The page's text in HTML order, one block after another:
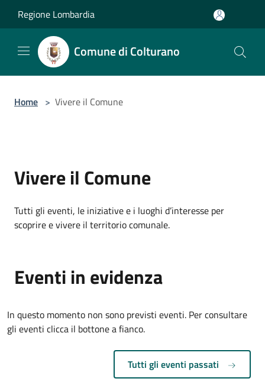
Regione Lombardia
Comune di Colturano
Home > Vivere il Comune
Vivere il Comune
Tutti gli eventi, le iniziative e i luoghi d’interesse per
scoprire e vivere il territorio comunale.
Eventi in evidenza
In questo momento non sono previsti eventi. Per consultare
gli eventi clicca il bottone a fianco.
Tutti gli eventi passati